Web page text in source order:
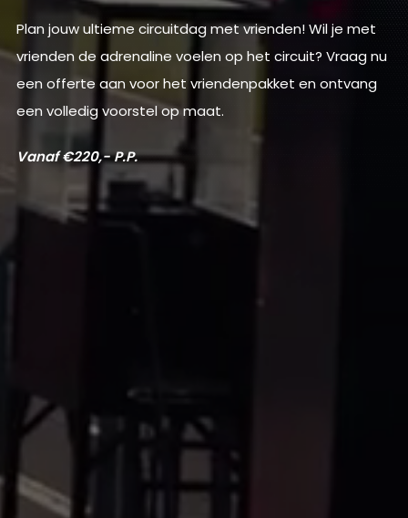
Plan jouw ultieme circuitdag met vrienden! Wil je met
vrienden de adrenaline voelen op het circuit? Vraag nu
een offerte aan voor het vriendenpakket en ontvang
een volledig voorstel op maat.
Vanaf €220,- P.P.